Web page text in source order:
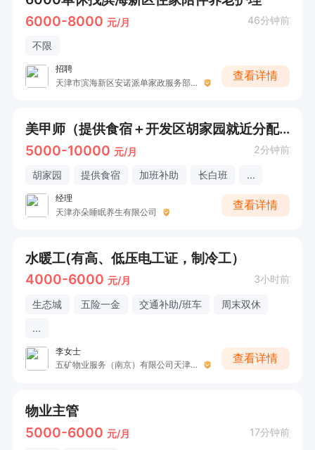
6000-8000 元/月 46分钟前
不限
招聘
天津市滨海新区安诺派单家政服务部（个体工商户）
查看详情
美甲师（提供食宿＋开发区胡家园就近分配）
5000-10000 元/月 2分钟前
胡家园 提供食宿 加班补助 长白班 ...
经理
天津亦朵睡眠养生有限公司
查看详情
水暖工(有高、低压电工证，制冷工）
4000-6000 元/月 3小时前
生态城 五险一金 交通补助/班车
周末双休
...
李女士
五矿物业服务（南京）有限公司天津分公司
查看详情
物业主管
5000-6000 元/月 17分钟前